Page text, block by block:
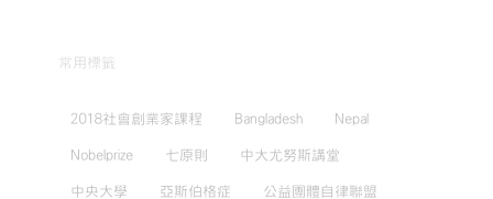
常用標籤
2018社會創業家課程 Bangladesh Nepal
Nobelprize 七原則 中大尤努斯講堂
中央大學 亞斯伯格症 公益團體自律聯盟